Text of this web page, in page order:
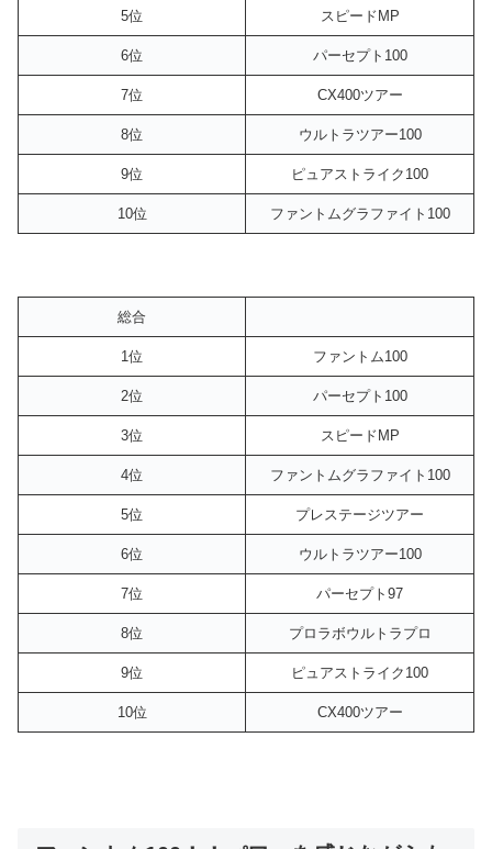
5位 スピードMP
6位 パーセプト100
7位 CX400ツアー
8位 ウルトラツアー100
9位 ピュアストライク100
10位 ファントムグラファイト100
総合
1位 ファントム100
2位 パーセプト100
3位 スピードMP
4位 ファントムグラファイト100
5位 プレステージツアー
6位 ウルトラツアー100
7位 パーセプト97
8位 プロラボウルトラプロ
9位 ピュアストライク100
10位 CX400ツアー